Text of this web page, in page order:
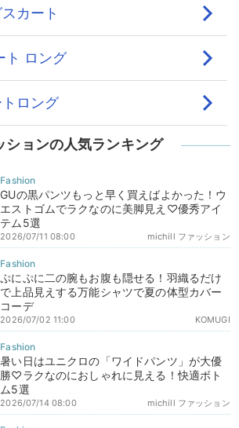
ションの人気ランキング
GUの黒パンツもっと早く買えばよかった！ウ
エストゴムでラクなのに美脚見え♡優秀アイ
テム5選
michill ファッション
2026/07/11 08:00
ぷにぷに二の腕もお腹も隠せる！羽織るだけ
で上品見えする万能シャツで夏の体型カバー
コーデ
KOMUGI
2026/07/02 11:00
暑い日はユニクロの「ワイドパンツ」が大優
勝♡ラクなのにおしゃれに見える！快適ボト
ム5選
michill ファッション
2026/07/14 08:00